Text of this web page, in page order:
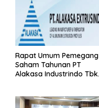
Rapat Umum Pemegang
Saham Tahunan PT
Alakasa Industrindo Tbk